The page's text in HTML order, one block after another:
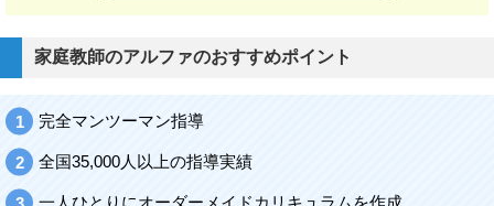
家庭教師のアルファのおすすめポイント
完全マンツーマン指導
全国35,000人以上の指導実績
一人ひとりにオーダーメイドカリキュラムを作成